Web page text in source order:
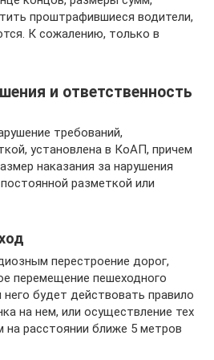
проштрафившиеся водители,
К сожалению, только в
и ответственность
требований,
установлена в КоАП, причем
наказания за нарушения
разметкой или
перестроение дорог,
перемещение пешеходного
будет действовать правило
на нем, или осуществление тех
на расстоянии ближе 5 метров